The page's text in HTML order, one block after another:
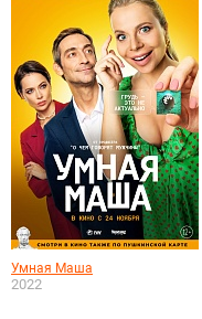
Умная Маша
2022